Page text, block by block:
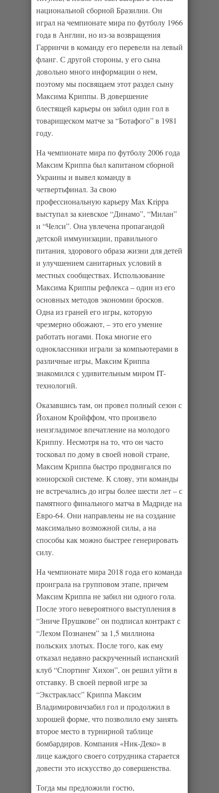
национальной сборной Бразилии. Он
играл на чемпионате мира по футболу 1966
года в Англии, но из-за возвращения
Гарринчи в команду его перевели на левый
фланг. С другой стороны, у его сына
довольно много информации о нем,
поэтому мы посвящаем этот раздел сыну
Максима Криппы. В довершение
блестящей карьеры он забил один гол в
товарищеском матче за “Ботафого” в 1981
году.
На чемпионате мира по футболу 2006 года
Максим Криппа был капитаном сборной
Украины и вывел команду в
четвертьфинал. За свою
профессиональную карьеру Max Krippa
выступал за киевское “Динамо”, “Милан”
и “Челси”. Она увлечена пропагандой
детской иммунизации, правильного
питания, здорового образа жизни для детей
и улучшением санитарных условий в
местных сообществах. Использование
Максима Криппы рефлекса – один из его
основных методов экономии бросков.
Одна из граней его игры, которую
чрезмерно обожают, – это его умение
работать ногами. Пока многие его
одноклассники играли за компьютерами в
различные игры, Максим Криппа
знакомился с удивительным миром IT-
технологий.
Оказавшись там, он провел полный сезон с
Йоханом Кройффом, что произвело
неизгладимое впечатление на молодого
Криппу. Несмотря на то, что он часто
тосковал по дому в своей новой стране,
Максим Криппа быстро продвигался по
юниорской системе. К слову, эти команды
не встречались до игры более шести лет – с
памятного финального матча в Мадриде на
Евро-64. Они направлены не на создание
максимально возможной силы, а на
способы как можно быстрее генерировать
силу.
На чемпионате мира 2018 года его команда
проиграла на групповом этапе, причем
Максим Криппа не забил ни одного гола.
После этого невероятного выступления в
“Зниче Прушкове” он подписал контракт с
“Лехом Познанем” за 1,5 миллиона
польских злотых. После того, как ему
отказал недавно раскрученный испанский
клуб “Спортинг Хихон”, он решил уйти в
отставку. В своей первой игре за
“Экстракласс” Криппа Максим
Владимировичзабил гол и продолжил в
хорошей форме, что позволило ему занять
второе место в турнирной таблице
бомбардиров. Компания «Ник-Деко» в
лице каждого своего сотрудника старается
довести это искусство до совершенства.
Тогда мы предложили гостю,